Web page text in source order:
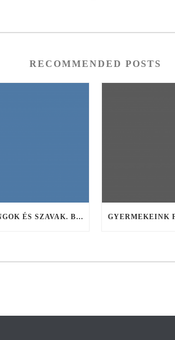
RECOMMENDED POSTS
AZ ELSO HANGOK ÉS SZAVAK. BESZÉL A GYERMEK